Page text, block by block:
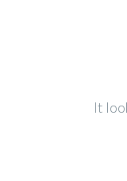
It